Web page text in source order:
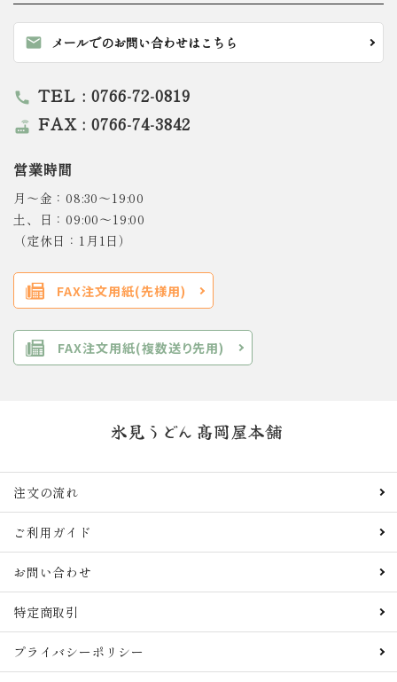
mail メールでのお問い合わせはこちら
call TEL : 0766-72-0819
router FAX : 0766-74-3842
営業時間
月～金：08:30～19:00
土、日：09:00～19:00
（定休日：1月1日）
FAX注文用紙(先様用)
FAX注文用紙(複数送り先用)
注文の流れ
ご利用ガイド
お問い合わせ
特定商取引
プライバシーポリシー